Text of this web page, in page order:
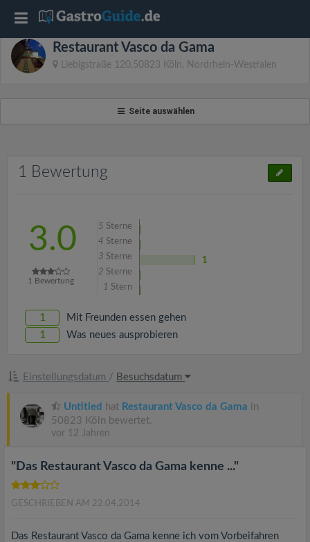
Restaurant Vasco da Gama
Liebigstraße 120,50823 Köln, Nordrhein-Westfalen
Seite auswählen
1 Bewertung
3.0
1 Bewertung
5 Sterne
4 Sterne
3 Sterne
1
2 Sterne
1 Stern
1 Mit Freunden essen gehen
1 Was neues ausprobieren
Einstellungsdatum / Besuchsdatum
Untitled hat Restaurant Vasco da Gama in
50823 Köln bewertet.
vor 12 Jahren
"Das Restaurant Vasco da Gama kenne ..."
GESCHRIEBEN AM 22.04.2014
Das Restaurant Vasco da Gama kenne ich vom Vorbeifahren
T
o
a
v
g
a
o